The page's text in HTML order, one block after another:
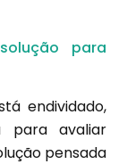
para
endividado,
para avaliar
pensada